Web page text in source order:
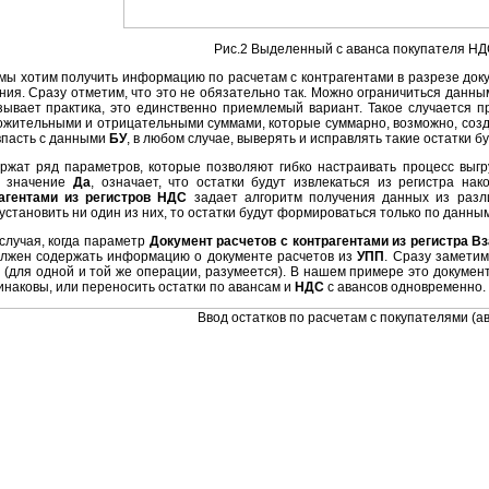
Рис.2 Выделенный с аванса покупателя
хотим получить информацию по расчетам с контрагентами в разрезе
Сразу отметим, что это не обязательно так. Можно ограничиться
практика, это единственно приемлемый вариант. Такое
и отрицательными суммами, которые суммарно, возможно,
с данными БУ, в любом случае, выверять и исправлять такие остатки
ряд параметров, которые позволяют гибко настраивать процесс
значениеДа, означает, что остатки будут извлекаться из регистра
из регистров НДС задает алгоритм получения данных из
ни один из них, то остатки будут формироваться только по
когда параметр Документ расчетов с контрагентами из регистра
содержать информацию о документе расчетов изУПП . Сразу
одной и той же операции, разумеется). В нашем примере это
или переносить остатки по авансам и НДС с авансов одновременно.